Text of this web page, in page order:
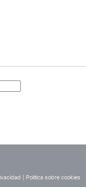
Política sobre cookies